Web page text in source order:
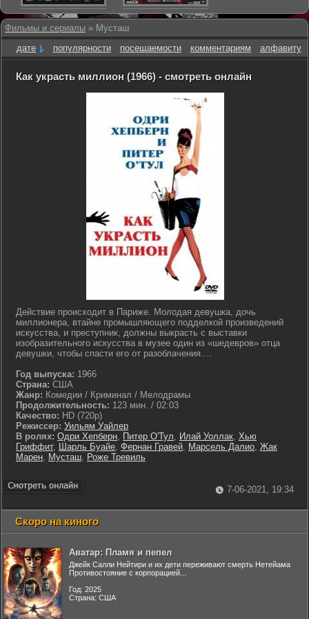
Фильмы и сериалы » Мусташ
дате
популярности посещаемости комментариям алфавиту
Как украсть миллион (1966) - смотреть онлайн
Действие происходит в Париже. Молодая девушка, дочь
миллионера, втайне промышляющего подделкой произведений
искусства, и преступник, должны выкрасть с выставки
изобразительного искусства в музее один из «шедевров» отца
девушки, чтобы спасти его от разоблачения....
Год выпуска: 1966
Страна: США
Жанр: Комедии / Криминал / Мелодрамы
Продолжительность: 123 мин. / 02:03
Качество: HD (720p)
Режиссер: Уильям Уайлер
В ролях: Одри Хепберн, Питер О'Тул, Илай Уоллак, Хью
Гриффит, Шарль Буайе, Фернан Гравей, Марсель Далио, Жак
Марен, Мусташ, Роже Тревиль
7-06-2021, 19:34
Скоро на киного
Аватар: Пламя и пепел
Джейк Салли Нейтири и их дети переживают смерть Нетейама
Противостояние с корпорацией...
Год: 2025
Страна: США